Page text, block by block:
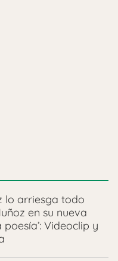
lo arriesga todo
en su nueva
poesía’: Videoclip y